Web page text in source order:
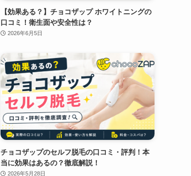
【効果ある？】チョコザップ ホワイトニングの
口コミ！衛生面や安全性は？
2026年6月5日
チョコザップのセルフ脱毛の口コミ・評判！本
当に効果はあるの？徹底解説！
2026年5月28日